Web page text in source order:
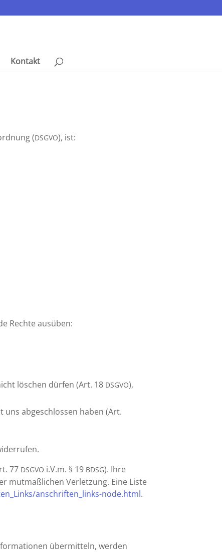
Kontakt
(DSGVO), ist:
Rechte ausüben:
löschen dürfen (Art. 18 DSGVO),
abgeschlossen haben (Art.
77 DSGVO i.V.m. § 19 BDSG). Ihre
mutmaß­li­chen Verlet­zung. Eine Liste
​a​n​s​c​h​r​i​f​t​e​n​_​l​i​n​k​s​-​n​o​d​e​.html.
übermit­teln, werden